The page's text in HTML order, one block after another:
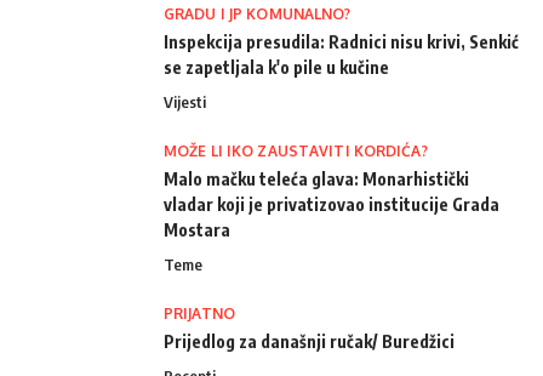
GRADU I JP KOMUNALNO?
Inspekcija presudila: Radnici nisu krivi, Senkić
se zapetljala k'o pile u kučine
Vijesti
MOŽE LI IKO ZAUSTAVITI KORDIĆA?
Malo mačku teleća glava: Monarhistički
vladar koji je privatizovao institucije Grada
Mostara
Teme
PRIJATNO
Prijedlog za današnji ručak/ Buredžici